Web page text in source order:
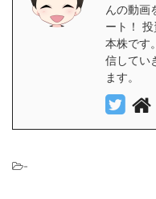
んの動画
ート！
本株です
信してい
ます。
-